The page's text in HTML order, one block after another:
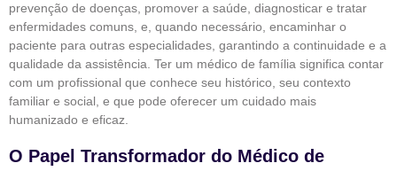
prevenção de doenças, promover a saúde, diagnosticar e tratar
enfermidades comuns, e, quando necessário, encaminhar o
paciente para outras especialidades, garantindo a continuidade e a
qualidade da assistência. Ter um médico de família significa contar
com um profissional que conhece seu histórico, seu contexto
familiar e social, e que pode oferecer um cuidado mais
humanizado e eficaz.
O Papel Transformador do Médico de